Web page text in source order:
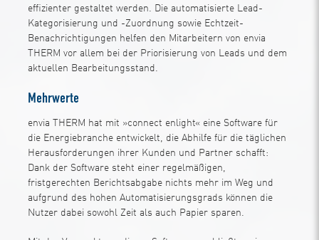
effizienter gestaltet werden. Die automatisierte Lead-
Kategorisierung und -Zuordnung sowie Echtzeit-
Benachrichtigungen helfen den Mitarbeitern von envia
THERM vor allem bei der Priorisierung von Leads und dem
aktuellen Bearbeitungsstand.
Mehrwerte
envia THERM hat mit »connect enlight« eine Software für
die Energiebranche entwickelt, die Abhilfe für die täglichen
Herausforderungen ihrer Kunden und Partner schafft:
Dank der Software steht einer regelmäßigen,
fristgerechten Berichtsabgabe nichts mehr im Weg und
aufgrund des hohen Automatisierungsgrads können die
Nutzer dabei sowohl Zeit als auch Papier sparen.